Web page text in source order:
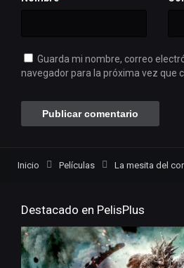
Guarda mi nombre, correo
navegador para la próxima vez que
Inicio Películas La mesita del
Destacado en PelisPlus